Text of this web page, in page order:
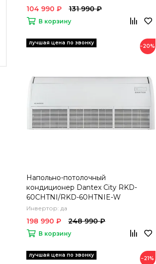
104 990 ₽ 131 990 ₽
В корзину
−20%
Напольно-потолочный
кондиционер Dantex City RKD-
60CHTNI/RKD-60HTNIE-W
Инвертор: да
198 990 ₽ 248 990 ₽
В корзину
−21%